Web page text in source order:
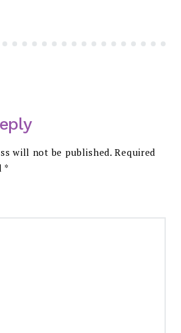
will not be published. Required
*